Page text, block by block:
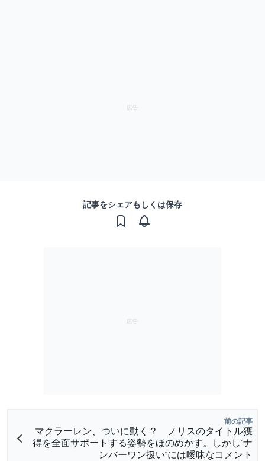
記事をシェアもしくは保存
前の記事
マクラーレン、ついに動く？ ノリスのタイトル獲
得を全面サポートする姿勢をほのめかす。しかし“ナ
ンバーワン扱い”には曖昧なコメント